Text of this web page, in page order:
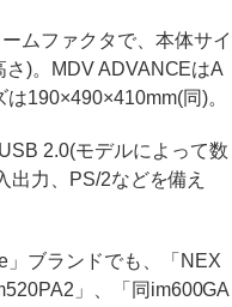
ムファクタで、本体サイ
)。MDV ADVANCEはA
190×490×410mm(同)。
2.0(モデルによって数
出力、PS/2などを備え
ブランドでも、「NEX
」、「同im600GA